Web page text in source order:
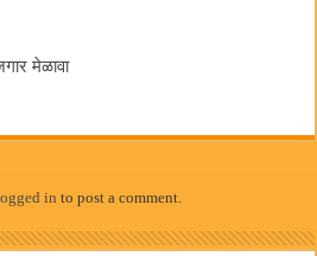
मेळावा
in to post a comment.